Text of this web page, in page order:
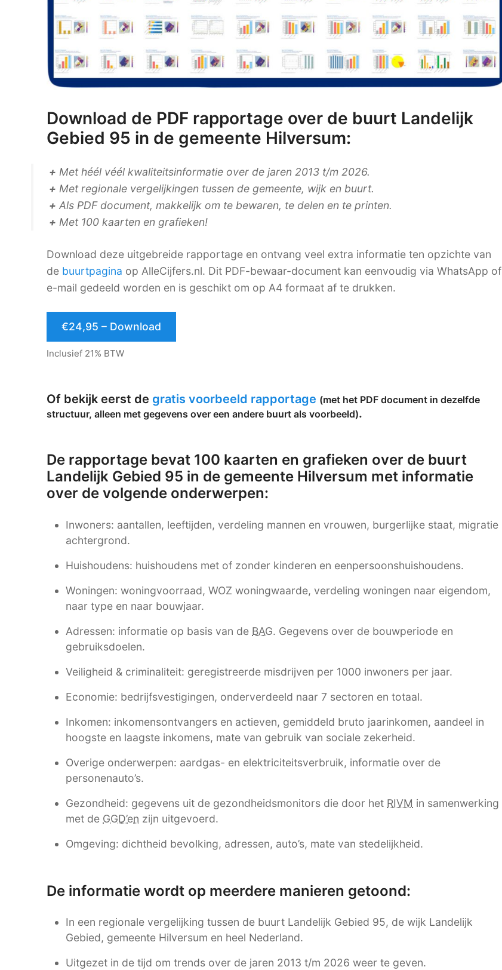
Download de PDF rapportage over de buurt Landelijk
Gebied 95 in de gemeente Hilversum:
+ Met héél véél kwaliteitsinformatie over de jaren 2013 t/m 2026.
+ Met regionale vergelijkingen tussen de gemeente, wijk en buurt.
+ Als PDF document, makkelijk om te bewaren, te delen en te printen.
+ Met 100 kaarten en grafieken!
Download deze uitgebreide rapportage en ontvang veel extra informatie ten opzichte van
de buurtpagina op AlleCijfers.nl. Dit PDF-bewaar-document kan eenvoudig via WhatsApp of
e-mail gedeeld worden en is geschikt om op A4 formaat af te drukken.
€24,95 – Download
Inclusief 21% BTW
Of bekijk eerst de gratis voorbeeld rapportage (met het PDF document in dezelfde
structuur, alleen met gegevens over een andere buurt als voorbeeld).
De rapportage bevat 100 kaarten en grafieken over de buurt
Landelijk Gebied 95 in de gemeente Hilversum met informatie
over de volgende onderwerpen:
Inwoners: aantallen, leeftijden, verdeling mannen en vrouwen, burgerlijke staat, migratie
achtergrond.
Huishoudens: huishoudens met of zonder kinderen en eenpersoonshuishoudens.
Woningen: woningvoorraad, WOZ woningwaarde, verdeling woningen naar eigendom,
naar type en naar bouwjaar.
Adressen: informatie op basis van de BAG. Gegevens over de bouwperiode en
gebruiksdoelen.
Veiligheid & criminaliteit: geregistreerde misdrijven per 1000 inwoners per jaar.
Economie: bedrijfsvestigingen, onderverdeeld naar 7 sectoren en totaal.
Inkomen: inkomensontvangers en actieven, gemiddeld bruto jaarinkomen, aandeel in
hoogste en laagste inkomens, mate van gebruik van sociale zekerheid.
Overige onderwerpen: aardgas- en elektriciteitsverbruik, informatie over de
personenauto’s.
Gezondheid: gegevens uit de gezondheidsmonitors die door het RIVM in samenwerking
met de GGD’en zijn uitgevoerd.
Omgeving: dichtheid bevolking, adressen, auto’s, mate van stedelijkheid.
De informatie wordt op meerdere manieren getoond:
In een regionale vergelijking tussen de buurt Landelijk Gebied 95, de wijk Landelijk
Gebied, gemeente Hilversum en heel Nederland.
Uitgezet in de tijd om trends over de jaren 2013 t/m 2026 weer te geven.